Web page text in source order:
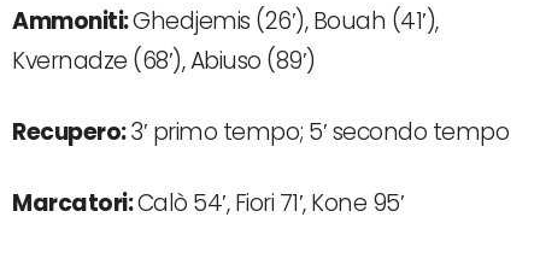
Ammoniti:Ghedjemis (26′), Bouah (41′),
Kvernadze (68′), Abiuso (89′)
Recupero:3′ primo tempo; 5′ secondo tempo
Marcatori:Calò 54′, Fiori 71′, Kone 95′